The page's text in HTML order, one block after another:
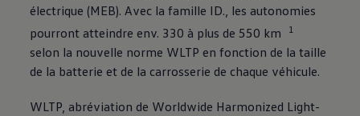
électrique (MEB). Avec la famille ID., les autonomies
pourront atteindre env. 330 à plus de 550 km
1
selon la nouvelle norme WLTP en fonction de la taille
de la batterie et de la carrosserie de chaque véhicule.
WLTP, abréviation de Worldwide Harmonized Light-